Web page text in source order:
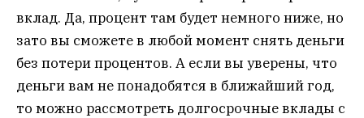
вклад. Да, процент там будет немного ниже, но
зато вы сможете в любой момент снять деньги
без потери процентов. А если вы уверены, что
деньги вам не понадобятся в ближайший год,
то можно рассмотреть долгосрочные вклады с